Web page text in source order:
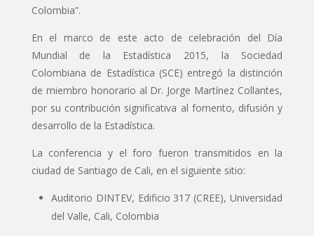
Colombia”.
En el marco de este acto de celebración del Día
Mundial de la Estadística 2015, la Sociedad
Colombiana de Estadística (SCE) entregó la distinción
de miembro honorario al Dr. Jorge Martínez Collantes,
por su contribución significativa al fomento, difusión y
desarrollo de la Estadística.
La conferencia y el foro fueron transmitidos en la
ciudad de Santiago de Cali, en el siguiente sitio:
Auditorio DINTEV, Edificio 317 (CREE), Universidad
del Valle, Cali, Colombia